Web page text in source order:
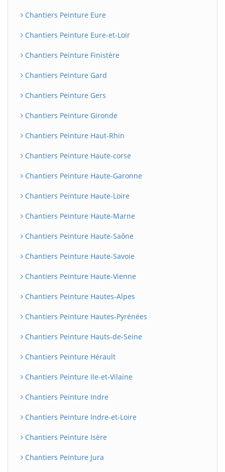
Chantiers Peinture Eure
Chantiers Peinture Eure-et-Loir
Chantiers Peinture Finistère
Chantiers Peinture Gard
Chantiers Peinture Gers
Chantiers Peinture Gironde
Chantiers Peinture Haut-Rhin
Chantiers Peinture Haute-corse
Chantiers Peinture Haute-Garonne
Chantiers Peinture Haute-Loire
Chantiers Peinture Haute-Marne
Chantiers Peinture Haute-Saône
Chantiers Peinture Haute-Savoie
Chantiers Peinture Haute-Vienne
Chantiers Peinture Hautes-Alpes
Chantiers Peinture Hautes-Pyrénées
Chantiers Peinture Hauts-de-Seine
Chantiers Peinture Hérault
Chantiers Peinture Ile-et-Vilaine
Chantiers Peinture Indre
Chantiers Peinture Indre-et-Loire
Chantiers Peinture Isère
Chantiers Peinture Jura